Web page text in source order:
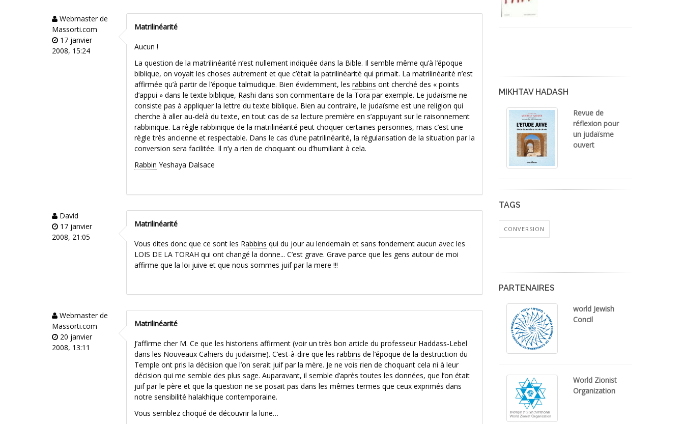
Webmaster de
Massorti.com
17 janvier
2008, 15:24
Matrilinéarité
Aucun !
La question de la matrilinéarité n’est nullement indiquée dans la Bible. Il semble même qu’à l’époque
biblique, on voyait les choses autrement et que c’était la patrilinéarité qui primait. La matrilinéarité n’est
affirmée qu’à partir de l’époque talmudique. Bien évidemment, lesrabbins ont cherché des « points
d’appui » dans le texte biblique, Rashi dans son commentaire de la Tora par exemple. Le judaïsme ne
consiste pas à appliquer la lettre du texte biblique. Bien au contraire, le judaïsme est une religion qui
cherche à aller au-delà du texte, en tout cas de sa lecture première en s’appuyant sur le raisonnement
rabbinique. La règle rabbinique de la matrilinéarité peut choquer certaines personnes, mais c’est une
règle très ancienne et respectable. Dans le cas d’une patrilinéarité, la régularisation de la situation par la
conversion sera facilitée. Il n’y a rien de choquant ou d’humiliant à cela.
Rabbin Yeshaya Dalsace
David
17 janvier
2008, 21:05
Matrilinéarité
Vous dites donc que ce sont les Rabbins qui du jour au lendemain et sans fondement aucun avec les
LOIS DE LA TORAH qui ont changé la donne... C’est grave. Grave parce que les gens autour de moi
affirme que la loi juive et que nous sommes juif par la mere !!!
Webmaster de
Massorti.com
20 janvier
2008, 13:11
Matrilinéarité
J’affirme cher M. Ce que les historiens affirment (voir un très bon article du professeur Haddass-Lebel
dans les Nouveaux Cahiers du judaïsme). C’est-à-dire que lesrabbins de l’époque de la destruction du
Temple ont pris la décision que l’on serait juif par la mère. Je ne vois rien de choquant cela ni à leur
décision qui me semble des plus sage. Auparavant, il semble d’après toutes les données, que l’on était
juif par le père et que la question ne se posait pas dans les mêmes termes que ceux exprimés dans
notre sensibilité halakhique contemporaine.
Vous semblez choqué de découvrir la lune…
MIKHTAV HADASH
Revue de
réflexion pour
un judaïsme
ouvert
TAGS
CONVERSION
PARTENAIRES
world Jewish
Concil
World Zionist
Organization